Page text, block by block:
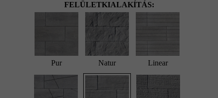
FELÜLETKIALAKÍTÁS:
Pur Natur Linear